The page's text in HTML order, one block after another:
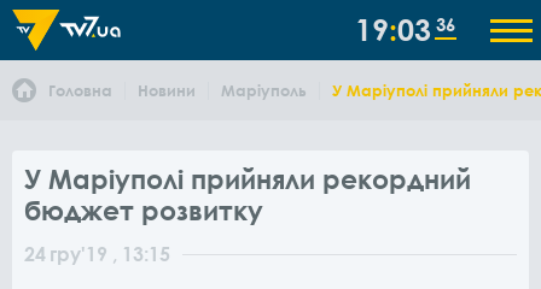
19 03 36
Головна Новини Маріуполь У Маріуполі прийняли
У Маріуполі прийняли рекордний
бюджет розвитку
24 гру'19 , 13:15